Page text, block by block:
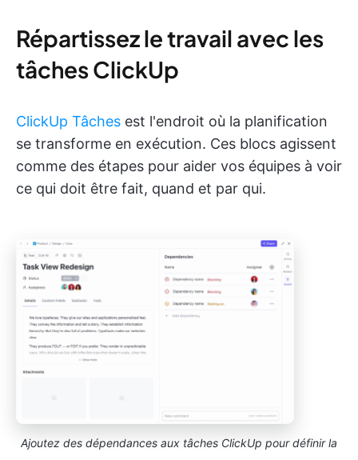
Répartissez le travail avec les
tâches ClickUp
ClickUp Tâches est l'endroit où la planification
se transforme en exécution. Ces blocs agissent
comme des étapes pour aider vos équipes à voir
ce qui doit être fait, quand et par qui.
Ajoutez des dépendances aux tâches ClickUp pour définir la